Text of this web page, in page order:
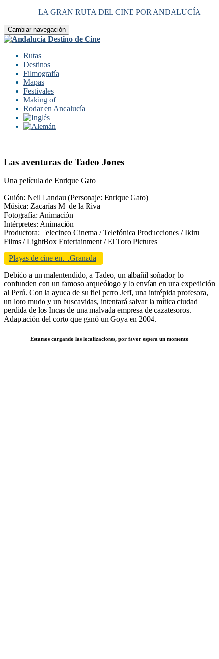
LA GRAN RUTA DEL CINE POR ANDALUCÍA
Cambiar navegación
Rutas
Destinos
Filmografía
Mapas
Festivales
Making of
Rodar en Andalucía
Las aventuras de Tadeo Jones
Una película de Enrique Gato
Guión: Neil Landau (Personaje: Enrique Gato)
Música: Zacarías M. de la Riva
Fotografía: Animación
Intérpretes: Animación
Productora: Telecinco Cinema / Telefónica Producciones / Ikiru
Films / LightBox Entertainment / El Toro Pictures
Playas de cine en…Granada
Debido a un malentendido, a Tadeo, un albañil soñador, lo
confunden con un famoso arqueólogo y lo envían en una expedición
al Perú. Con la ayuda de su fiel perro Jeff, una intrépida profesora,
un loro mudo y un buscavidas, intentará salvar la mítica ciudad
perdida de los Incas de una malvada empresa de cazatesoros.
Adaptación del corto que ganó un Goya en 2004.
Estamos cargando las localizaciones, por favor espera un momento